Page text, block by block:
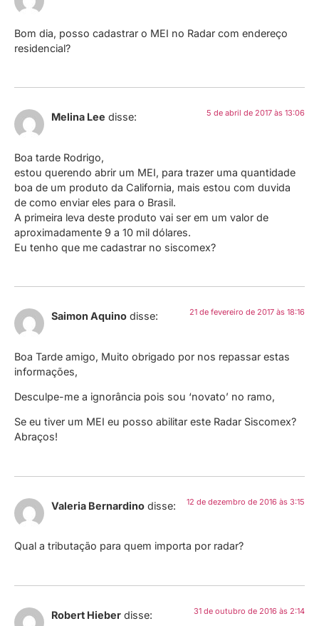
Bom dia, posso cadastrar o MEI no Radar com endereço
residencial?
Melina Lee disse: 5 de abril de 2017 às 13:06
Boa tarde Rodrigo,
estou querendo abrir um MEI, para trazer uma quantidade
boa de um produto da California, mais estou com duvida
de como enviar eles para o Brasil.
A primeira leva deste produto vai ser em um valor de
aproximadamente 9 a 10 mil dólares.
Eu tenho que me cadastrar no siscomex?
Saimon Aquino disse: 21 de fevereiro de 2017 às 18:16
Boa Tarde amigo, Muito obrigado por nos repassar estas
informações,
Desculpe-me a ignorância pois sou ‘novato’ no ramo,
Se eu tiver um MEI eu posso abilitar este Radar Siscomex?
Abraços!
Valeria Bernardino disse: 12 de dezembro de 2016 às 3:15
Qual a tributação para quem importa por radar?
Robert Hieber disse: 31 de outubro de 2016 às 2:14